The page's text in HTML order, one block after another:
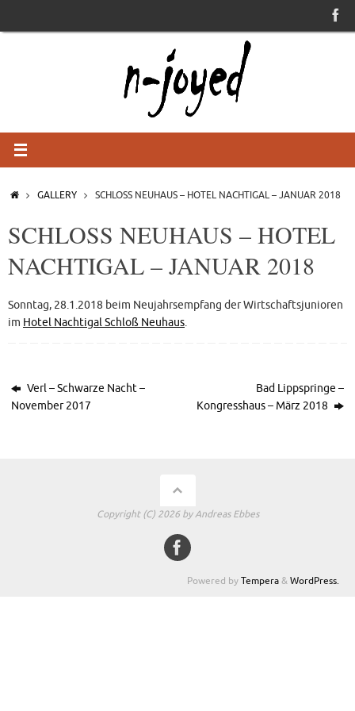
HOMEGALLERY SCHLOSS NEUHAUS – HOTEL NACHTIGAL – JANUAR 2018
SCHLOSS NEUHAUS – HOTEL N
ACHTIGAL – JANUAR 2018
Sonntag, 28.1.2018 beim Neujahrsempfang der Wirtschaftsjunioren
im Hotel Nachtigal Schloß Neuhaus.
Verl – Schwarze Nacht –
November 2017
Bad Lippspringe –
Kongresshaus – März 2018
Copyright (C) 2026 by Andreas Ebbes
Powered byTempera&WordPress.